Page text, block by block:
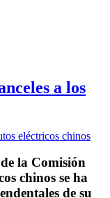
a los
la Comisión
chinos se ha
de su